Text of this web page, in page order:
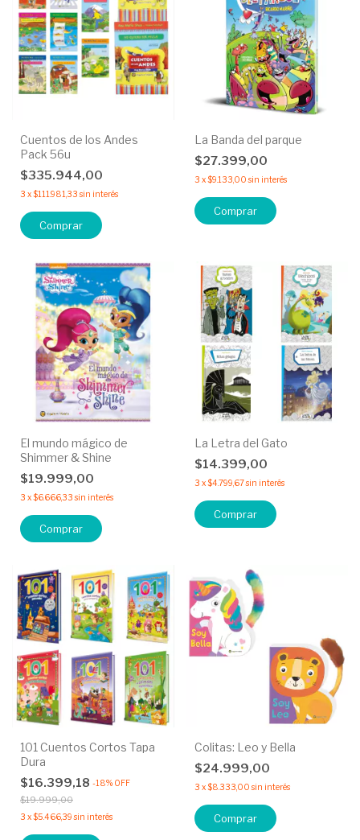
Cuentos de los Andes
Pack 56u
$335.944,00
3 x$111.981,33 sin interés
La Banda del parque
$27.399,00
3 x$9.133,00 sin interés
El mundo mágico de
Shimmer & Shine
$19.999,00
3 x$6.666,33 sin interés
La Letra del Gato
$14.399,00
3 x$4.799,67sin interés
Comprar
101 Cuentos Cortos Tapa
Dura
$16.399,18 -18% OFF
$19.999,00
3 x$5.466,39 sin interés
Colitas: Leo y Bella
$24.999,00
3 x$8.333,00 sin interés
Comprar